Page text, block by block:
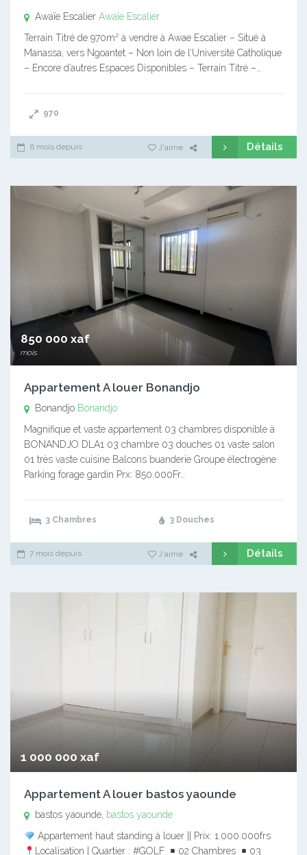
Awaïe Escalier Awaïe Escalier
Terrain Titré de 970m² à vendre à Awae Escalier – Situé à
Manassa, vers Ngoantet – Non loin de l’Université Catholique
– Encore d’autres Espaces Disponibles – Terrain Titré –…
970
6 mois depuis J'aime Détails
850 000 xaf
mois
Appartement A louer Bonandjo
Bonandjo Bonandjo
Magnifique et vaste appartement 03 chambres disponible à
BONANDJO DLA1 03 chambre 03 douches 01 vaste salon
01 très vaste cuisine Balcons buanderie Groupe électrogène
Parking forage gardin Prx: 850.000Fr…
3 Chambres 3 Douches
7 mois depuis J'aime Détails
1 000 000 xaf
Appartement A louer bastos yaounde
bastos yaounde, bastos yaounde
Appartement haut standing à louer || Prix: 1.000.000frs
Localisation | Quartier : #GOLF
02 Chambres
03